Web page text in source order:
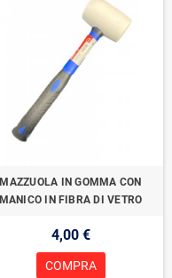
MAZZUOLA IN GOMMA CON
MANICO IN FIBRA DI VETRO
4,00 €
COMPRA